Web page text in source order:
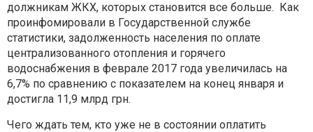
должникам ЖКХ, которых становится все больше. Как
проинфомировали в Государственной службе
статистики, задолженность населения по оплате
централизованного отопления и горячего
водоснабжения в феврале 2017 года увеличилась на
6,7% по сравнению с показателем на конец января и
достигла 11,9 млрд грн.
Чего ждать тем, кто уже не в состоянии оплатить